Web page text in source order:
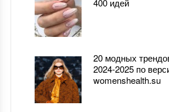
400 идей
20 модных
2024-2025 по
womenshealth.su